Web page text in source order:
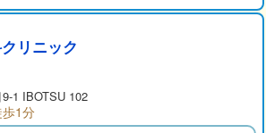
リニック
1 IBOTSU 102
1分